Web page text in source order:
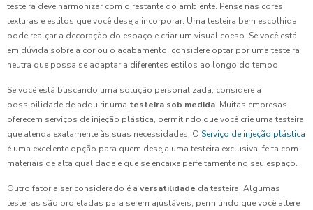
testeira deve harmonizar com o restante do ambiente. Pense nas cores,
texturas e estilos que você deseja incorporar. Uma testeira bem escolhida
pode realçar a decoração do espaço e criar um visual coeso. Se você está
em dúvida sobre a cor ou o acabamento, considere optar por uma testeira
neutra que possa se adaptar a diferentes estilos ao longo do tempo.
Se você está buscando uma solução personalizada, considere a
possibilidade de adquirir uma testeira sob medida. Muitas empresas
oferecem serviços de injeção plástica, permitindo que você crie uma testeira
que atenda exatamente às suas necessidades. O Serviço de injeção plástica
é uma excelente opção para quem deseja uma testeira exclusiva, feita com
materiais de alta qualidade e que se encaixe perfeitamente no seu espaço.
Outro fator a ser considerado é a versatilidade da testeira. Algumas
testeiras são projetadas para serem ajustáveis, permitindo que você altere